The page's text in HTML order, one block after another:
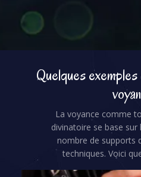
Quelques
La voyance comme
divinatoire se base sur
nombre de supports
techniques. Voici